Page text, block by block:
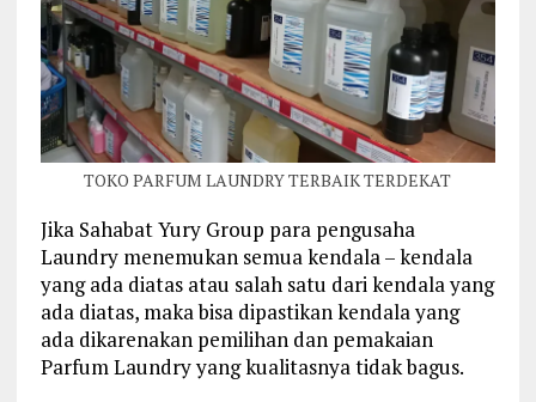
TOKO PARFUM LAUNDRY TERBAIK TERDEKAT
Jika Sahabat Yury Group para pengusaha
Laundry menemukan semua kendala – kendala
yang ada diatas atau salah satu dari kendala yang
ada diatas, maka bisa dipastikan kendala yang
ada dikarenakan pemilihan dan pemakaian
Parfum Laundry yang kualitasnya tidak bagus.